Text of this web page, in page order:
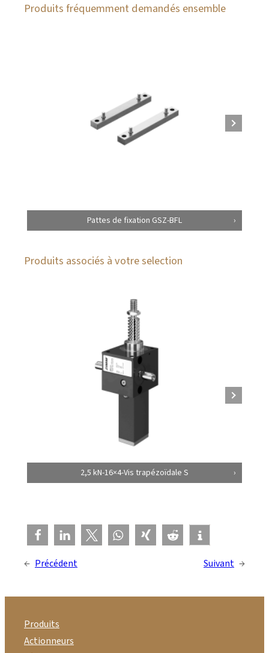
Produits fréquemment demandés ensemble
Pattes de fixation GSZ-BFL
Produits associés à votre selection
2,5 kN-16×4-Vis trapézoïdale S
← Précédent Suivant →
Produits
Actionneurs